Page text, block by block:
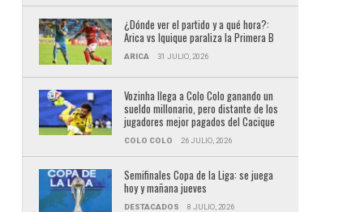
¿Dónde ver el partido y a qué hora?:
Arica vs Iquique paraliza la Primera B
ARICA 31 JULIO, 2026
Vozinha llega a Colo Colo ganando un
sueldo millonario, pero distante de los
jugadores mejor pagados del Cacique
COLO COLO 26 JULIO, 2026
Semifinales Copa de la Liga: se juega
hoy y mañana jueves
DESTACADOS 8 JULIO, 2026